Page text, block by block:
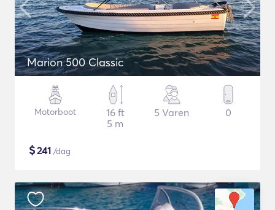
Marion 500 Classic
Motorboot
16 ft
5 m
5 Varen 0
$241 /dag